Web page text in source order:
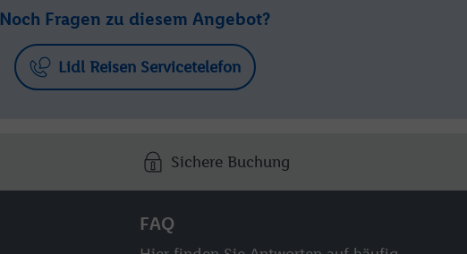
Noch Fragen zu diesem Angebot?
Lidl Reisen Servicetelefon
Sichere Buchung
FAQ